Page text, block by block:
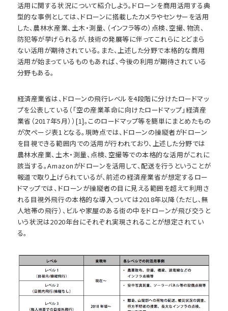
活用に関する状況について紹介しよう。ドローンを商用活用する典
型的な事例としては、ドローンに搭載したカメラやセンサーを活用
した、農林水産業、土木・測量、（インフラ等の）点検、空撮、物流、
防犯等が挙げられるが、技術の発展等に伴ってこれらにとどまら
ない活用が期待されている。また、上述した分野で本格的な商用
活用が始まっているものもあれば、今後の利用が期待されている
分野もある。
経済産業省は、ドローンの飛行レベルを4段階に分けたロードマッ
プを公表している（「空の産業革命に向けたロードマップ」経済産
業省（2017年5月））[1]。このロードマップ等を簡単にまとめたもの
が次ページ表1となる。現時点では、ドローンの操縦者がドローン
を目視できる範囲内での活用が行われており、上述した分野では
農林水産業、土木・測量、点検、空撮等での本格的な活用がこれに
該当する。Amazonがドローンを活用して、配送を行うということが
報道で取り上げられているが、前述の経済産業省が想定するロー
ドマップでは、ドローンが操縦者の目に見える範囲を超えて利用さ
れる目視外飛行の本格的な導入ついては2018年以降（ただし、無
人地帯の飛行）、ビルや家屋のある街の中をドローンが飛び交うと
いう状況は2020年台にそれぞれ実現されることが想定されてい
る。